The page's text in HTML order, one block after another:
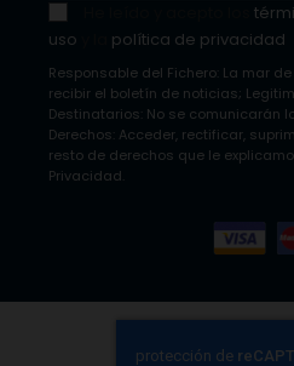
uso
política de privacidad
Responsable del Fichero: La mar
recibir el boletín de noticias;
Destinatarios: No se comunicarán
Derechos: Acceder, rectificar,
resto de derechos que le
Privacidad.